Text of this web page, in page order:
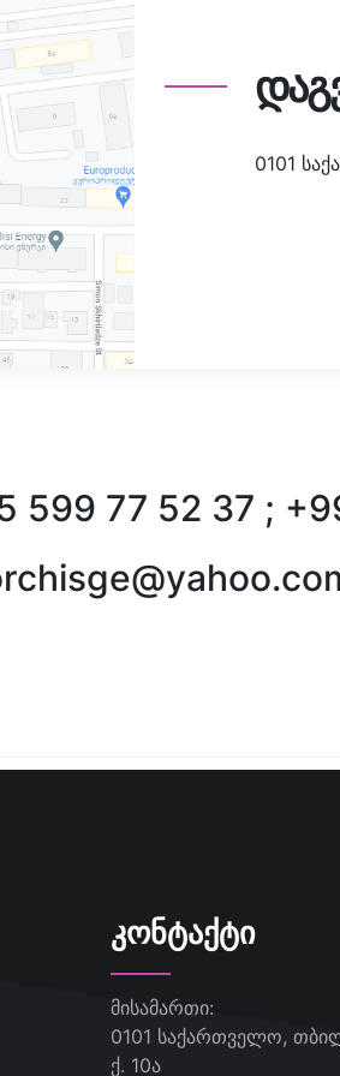
0101
599 77 52 37 ;
ᲙᲝᲜᲢᲐᲥᲢᲘ
მისამართი:
0101 საქართველო,
ქ. 10ა